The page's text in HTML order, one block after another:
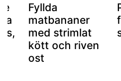
Fyllda
matbananer
med strimlat
kött och riven
ost